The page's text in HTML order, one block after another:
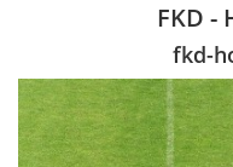
FKD A
FKD -
fkd-